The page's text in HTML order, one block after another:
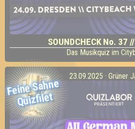
SOUNDCHECK No. 37
Das Musikquiz im
Feine Sahne
Quizfilet
23.09.2025 · Grüner